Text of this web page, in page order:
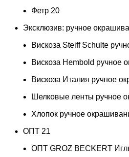
Фетр 20
Эксклюзив: ручное
Вискоза Steiff Schulte
Вискоза Hembold ручное
Вискоза Италия ручное
Шелковые ленты ручное
Хлопок ручное
ОПТ 21
ОПТ GROZ BECKERT